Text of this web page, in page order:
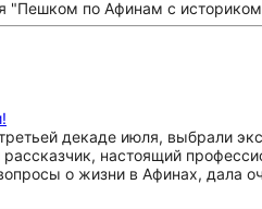
декаде июля, выбрали
настоящий
о жизни в Афинах, дала